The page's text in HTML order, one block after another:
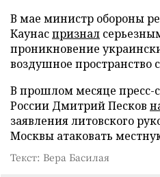
В мае министр обороны
Каунаспризнал
проникновение
воздушное пространство
В прошлом месяце пресс-
России Дмитрий Песков
заявления литовского
Москвы атаковать
Текст: Вера Басилая